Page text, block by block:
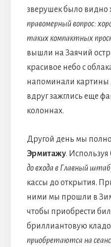
зверушек было видно
правомерный вопрос:
таких компактных
вышли на Заячий
красивое небо с
напоминали картины
вдруг зажглись еще
колоннах.
Другой день мы
Эрмитажу. Используя
до входа в Главный штаб
кассы до открытия.
ними мы прошли в
чтобы приобрести
бриллиантовую
приобретаются на